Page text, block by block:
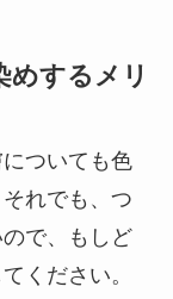
めするメリ
ついても色
れでも、つ
で、もしど
ください。